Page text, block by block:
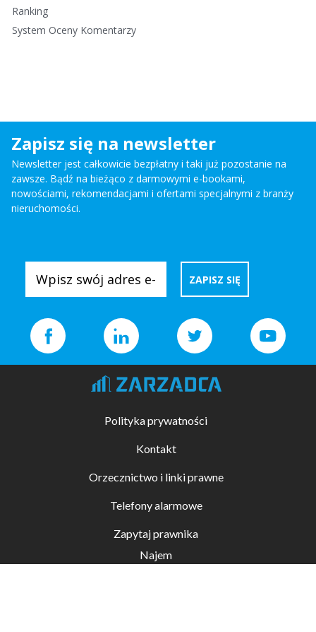
Ranking
System Oceny Komentarzy
Zapisz się na newsletter
Newsletter jest całkowicie bezpłatny i taki już pozostanie na
zawsze. Bądź na bieżąco z darmowymi e-bookami,
nowościami, rekomendacjami i ofertami specjalnymi z branży
nieruchomości.
Polityka prywatności
Kontakt
Orzecznictwo i linki prawne
Telefony alarmowe
Zapytaj prawnika
Najem